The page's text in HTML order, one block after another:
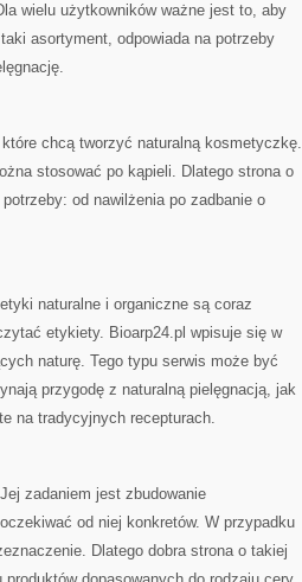
wielu użytkowników ważne jest to, aby
asortyment, odpowiada na potrzeby
chcą tworzyć naturalną kosmetyczkę.
stosować po kąpieli. Dlatego strona o
od nawilżenia po zadbanie o
naturalne i organiczne są coraz
etykiety. Bioarp24.pl wpisuje się w
naturę. Tego typu serwis może być
przygodę z naturalną pielęgnacją, jak
na tradycyjnych recepturach.
zadaniem jest zbudowanie
od niej konkretów. W przypadku
Dlatego dobra strona o takiej